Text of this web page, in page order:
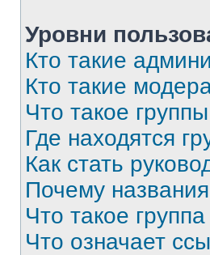
Уровни
Кто такие
Кто такие
Что такое
Где находятся
Как стать
Почему
Что такое
Что означает